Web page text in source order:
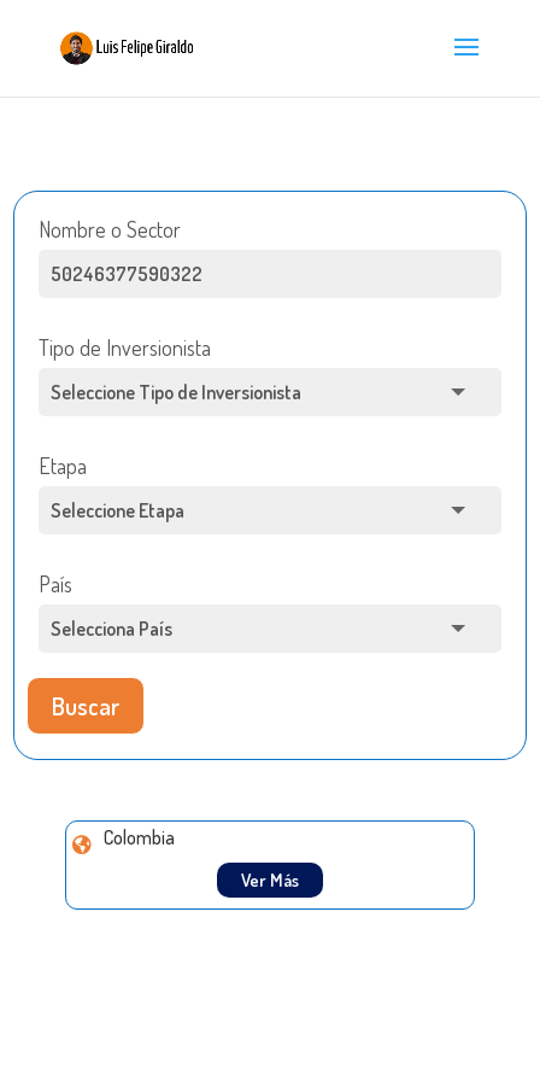
Nombre o Sector
Tipo de Inversionista
Etapa
País
Buscar
Colombia
Ver Más